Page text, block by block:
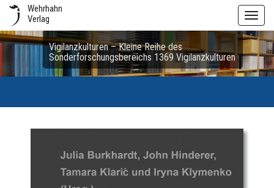
Wehrhahn
Verlag
Vigilanzkulturen – Kleine Reihe des
Sonderforschungsbereichs 1369 Vigilanzkulturen